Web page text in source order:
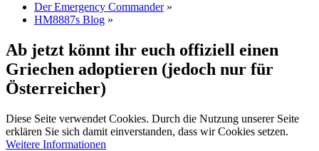
Der Emergency Commander »
HM8887s Blog »
Ab jetzt könnt ihr euch offiziell einen
Griechen adoptieren (jedoch nur für
Österreicher)
Diese Seite verwendet Cookies. Durch die Nutzung unserer Seite
erklären Sie sich damit einverstanden, dass wir Cookies setzen.
Weitere Informationen